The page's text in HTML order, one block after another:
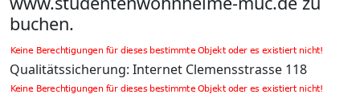
buchen.
Qualitätssicherung: Internet Clemensstrasse 118